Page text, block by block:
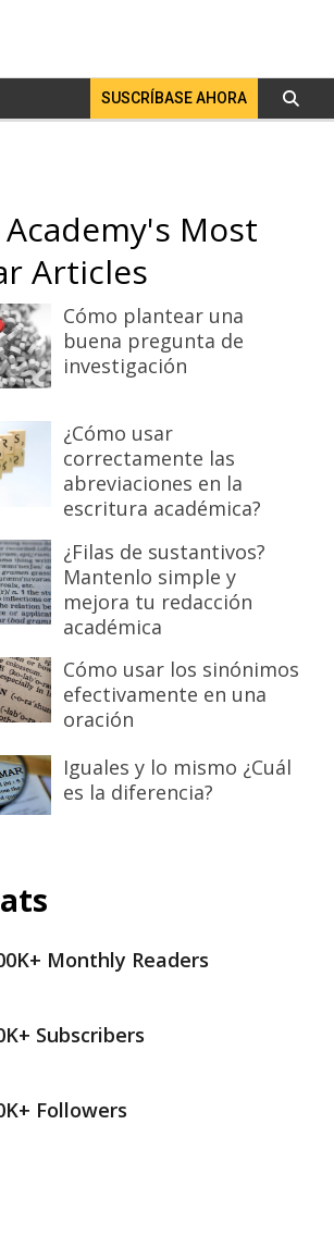
SUSCRÍBASE AHORA
Academy's Most
Articles
Cómo plantear una
buena pregunta de
investigación
¿Cómo usar
correctamente las
abreviaciones en la
escritura académica?
¿Filas de sustantivos?
Mantenlo simple y
mejora tu redacción
académica
Cómo usar los sinónimos
efectivamente en una
oración
Iguales y lo mismo ¿Cuál
es la diferencia?
Monthly Readers
Subscribers
Followers